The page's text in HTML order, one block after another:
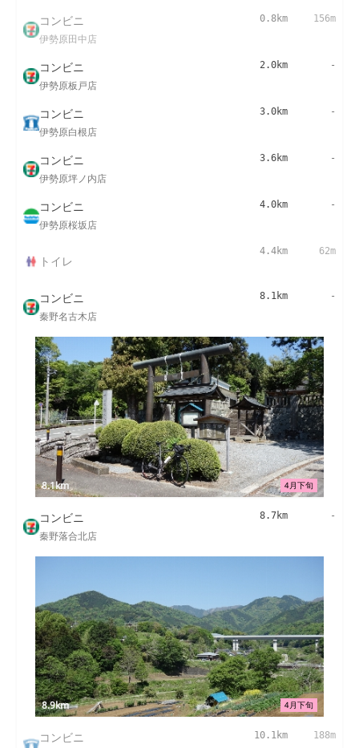
コンビニ
伊勢原田中店
0.8km 156m
コンビニ
伊勢原板戸店
2.0km -
コンビニ
伊勢原白根店
3.0km -
コンビニ
伊勢原坪ノ内店
3.6km -
コンビニ
伊勢原桜坂店
4.0km -
トイレ
4.4km 62m
コンビニ
秦野名古木店
8.1km -
4月下旬
8.1km
コンビニ
秦野落合北店
8.7km -
4月下旬
8.9km
コンビニ 10.1km 188m